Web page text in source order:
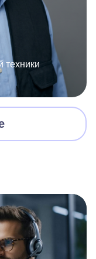
техники